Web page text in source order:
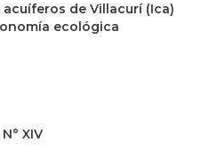
de Villacurí (Ica)
ecológica
XIV